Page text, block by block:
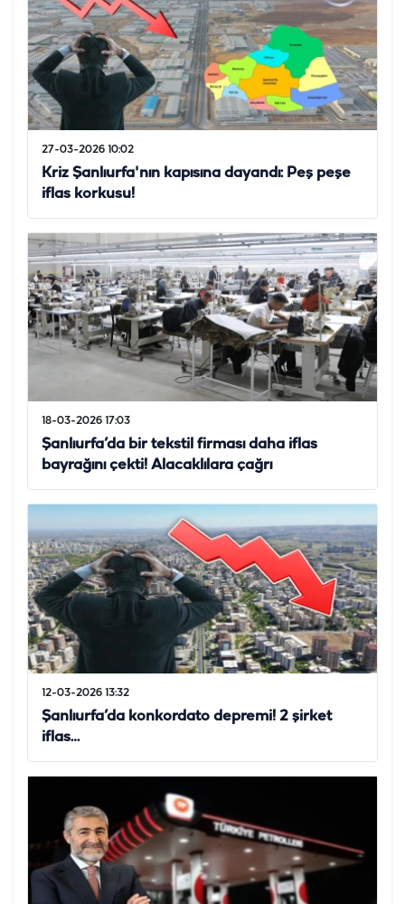
27-03-2026 10:02
Kriz Şanlıurfa'nın kapısına dayandı: Peş peşe
iflas korkusu!
18-03-2026 17:03
Şanlıurfa’da bir tekstil firması daha iflas
bayrağını çekti! Alacaklılara çağrı
12-03-2026 13:32
Şanlıurfa’da konkordato depremi! 2 şirket
iflas…